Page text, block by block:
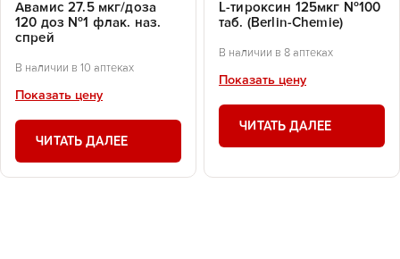
Авамис 27.5 мкг/доза
120 доз №1 флак. наз.
спрей
В наличии в 10 аптеках
Показать цену
ЧИТАТЬ ДАЛЕЕ
L-тироксин 125мкг №100
таб. (Berlin-Chemie)
В наличии в 8 аптеках
Показать цену
ЧИТАТЬ ДАЛЕЕ